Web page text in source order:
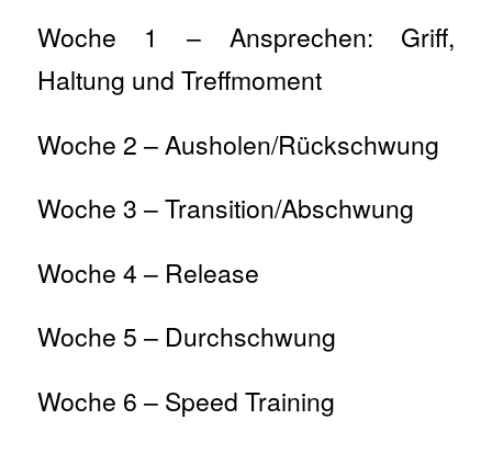
Woche 1 – Ansprechen: Griff,
Haltung und Treffmoment
Woche 2 – Ausholen/Rückschwung
Woche 3 – Transition/Abschwung
Woche 4 – Release
Woche 5 – Durchschwung
Woche 6 – Speed Training